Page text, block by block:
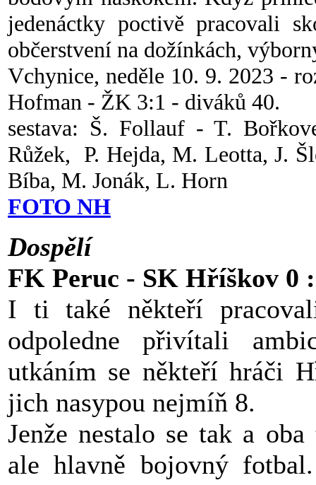
jedenáctky poctivě pracovali
občerstvení na dožínkách,
Vchynice, neděle 10. 9. 2023 -
Hofman - ŽK 3:1 - diváků 40.
sestava: Š. Follauf - T.
Růžek, P. Hejda, M. Leotta, J.
Bíba, M. Jonák, L. Horn
FOTO NH
Dospělí
FK Peruc - SK Hříškov 0
I ti také někteří
odpoledne přivítali
utkáním se někteří hráči
jich nasypou nejmíň 8.
Jenže nestalo se tak a
ale hlavně bojovný